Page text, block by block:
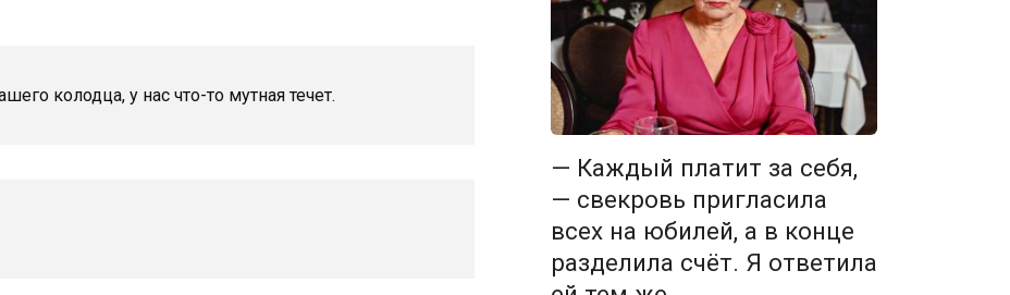
колодца, у нас что-то мутная течет.
— Каждый платит за себя,
— свекровь пригласила
всех на юбилей, а в конце
разделила счёт. Я ответила